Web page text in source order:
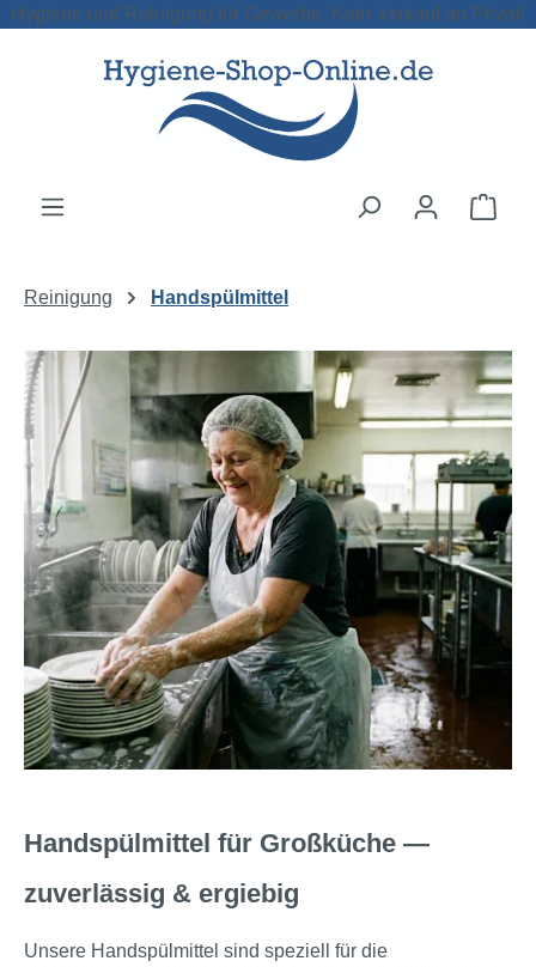
Zum Hauptinhalt springen
Hygiene und Reinigung für Gewerbe. Kein Verkauf an Privat!
Reinigung Handspülmittel
Handspülmittel für Großküche —
zuverlässig & ergiebig
Unsere Handspülmittel sind speziell für die